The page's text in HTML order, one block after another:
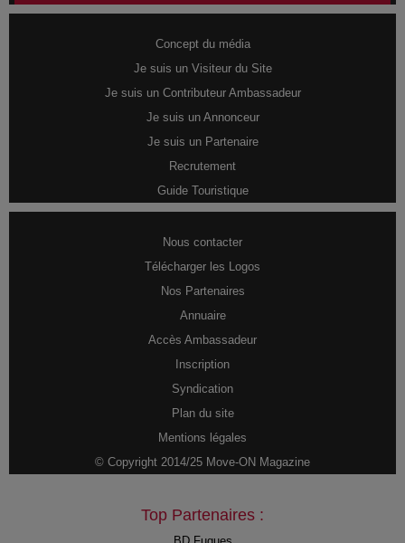
Concept du média
Je suis un Visiteur du Site
Je suis un Contributeur Ambassadeur
Je suis un Annonceur
Je suis un Partenaire
Recrutement
Guide Touristique
Nous contacter
Télécharger les Logos
Nos Partenaires
Annuaire
Accès Ambassadeur
Inscription
Syndication
Plan du site
Mentions légales
© Copyright 2014/25 Move-ON Magazine
Top Partenaires :